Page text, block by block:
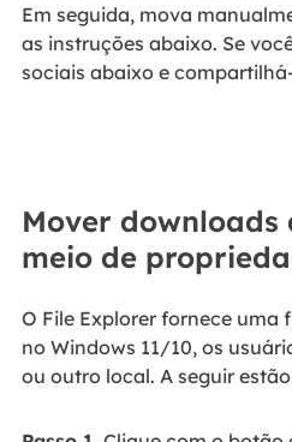
Em seguida, mova
as instruções abaixo. Se
sociais abaixo e
Mover
meio de
O File Explorer fornece uma
no Windows 11/10, os
ou outro local. A seguir